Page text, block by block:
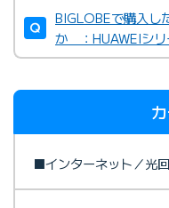
BIGLOBEで購入し
か ：HUAWEIシリ
■インターネット／光